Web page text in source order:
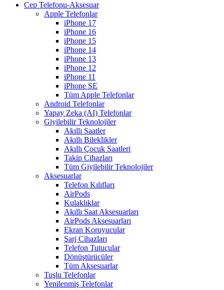
Cep Telefonu-Aksesuar
Apple Telefonlar
iPhone 17
iPhone 16
iPhone 15
iPhone 14
iPhone 13
iPhone 12
iPhone 11
iPhone SE
Tüm Apple Telefonlar
Android Telefonlar
Yapay Zeka (AI) Telefonlar
Giyilebilir Teknolojiler
Akıllı Saatler
Akıllı Bileklikler
Akıllı Çocuk Saatleri
Takip Cihazları
Tüm Giyilebilir Teknolojiler
Aksesuarlar
Telefon Kılıfları
AirPods
Kulaklıklar
Akıllı Saat Aksesuarları
AirPods Aksesuarları
Ekran Koruyucular
Şarj Cihazları
Telefon Tutucular
Dönüştürücüler
Tüm Aksesuarlar
Tuşlu Telefonlar
Yenilenmiş Telefonlar